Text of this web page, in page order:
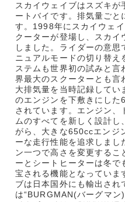
スカイウェイブはスズキが
ートバイです。排気量ごと
す。1998年にスカイウェ
クーターが登場し、スカ
しました。ライダーの意
ニュアルモードの切り替
ステムも世界初の試みと
界最大のスクーターとも言
大排気量を当時記録して
のエンジンを下敷きにし
されています。エンジン、
ムのすべてを新しく設計し
がら、大きな650ccエンジ
ーな走行性能を追求しまし
ン一つで高さを変更するこ
ーとシートヒーターは冬
宝される機能となっていま
ブは日本国外にも輸出さ
は“BURGMAN(バーグマ